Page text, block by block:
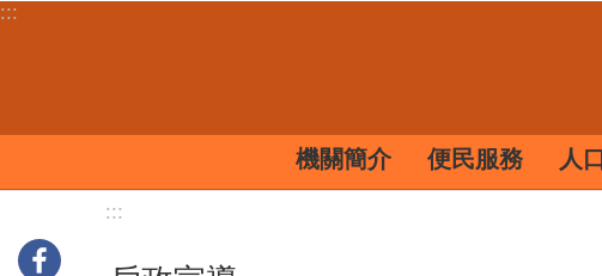
跳到主要內容區塊
:::
機關簡介 便民服務 人
:::